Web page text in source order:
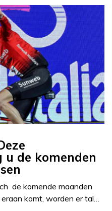
u de komenden
de komende maanden
komt, worden er tal…